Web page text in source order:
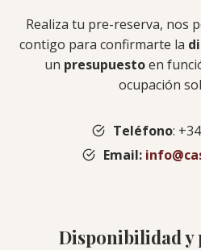
Realiza tu pre-reserva, nos
contigo para confirmarte la
un presupuestoen
ocupación
Teléfono:
Email:
Disponibilidad y